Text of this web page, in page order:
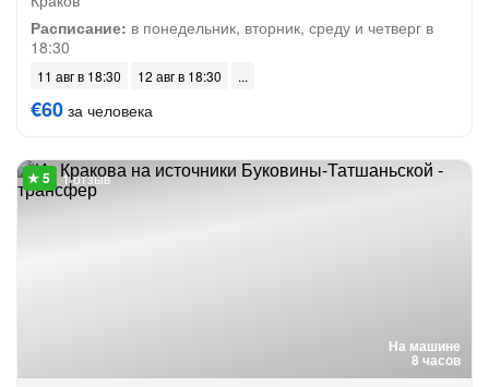
Расписание: в понедельник, вторник, среду и четверг в
18:30
11 авг в 18:30 12 авг в 18:30
€60 за человека
На машине
8 часов
1 отзыв